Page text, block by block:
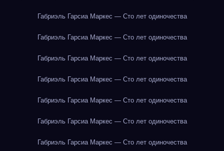
Габриэль Гарсиа Маркес — Сто лет одиночества
Габриэль Гарсиа Маркес — Сто лет одиночества
Габриэль Гарсиа Маркес — Сто лет одиночества
Габриэль Гарсиа Маркес — Сто лет одиночества
Габриэль Гарсиа Маркес — Сто лет одиночества
Габриэль Гарсиа Маркес — Сто лет одиночества
Габриэль Гарсиа Маркес — Сто лет одиночества